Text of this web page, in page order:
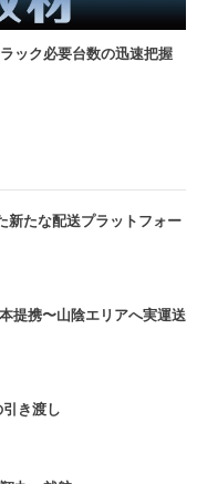
ック必要台数の迅速把握
たな配送プラットフォー
提携〜山陰エリアへ実運送
き渡し